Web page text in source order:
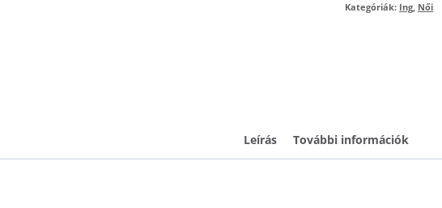
Kategóriák: Ing, Női
Leírás További információk